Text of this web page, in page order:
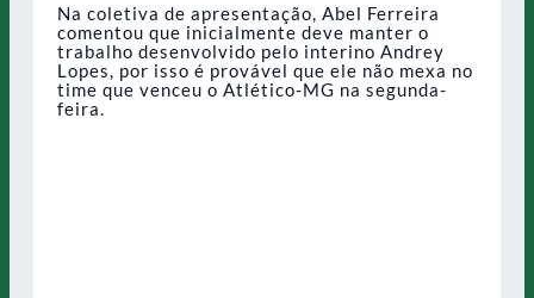
Na coletiva de apresentação, Abel Ferreira
comentou que inicialmente deve manter o
trabalho desenvolvido pelo interino Andrey
Lopes, por isso é provável que ele não mexa no
time que venceu o Atlético-MG na segunda-
feira.